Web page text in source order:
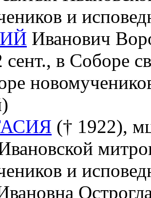
и
Иванович
сент., в Соборе
(† 1922),
и